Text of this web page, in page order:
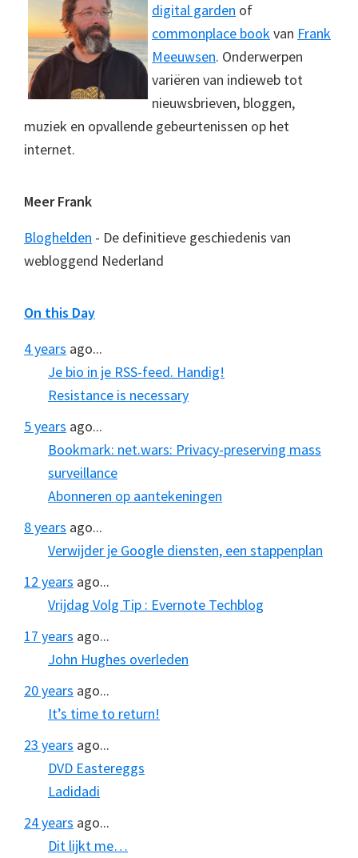
digital garden of
commonplace bookvan Frank
Meeuwsen. Onderwerpen
variëren van indieweb tot
nieuwsbrieven, bloggen,
muziek en opvallende gebeurtenissen op het
internet.
Meer Frank
Bloghelden - De definitieve geschiedenis van
webloggend Nederland
On this Day
4 years ago...
Je bio in je RSS-feed. Handig!
Resistance is necessary
5 years ago...
Bookmark: net.wars: Privacy-preserving mass
surveillance
Abonneren op aantekeningen
8 years ago...
Verwijder je Google diensten, een stappenplan
12 years ago...
Vrijdag Volg Tip : Evernote Techblog
17 years ago...
John Hughes overleden
20 years ago...
It’s time to return!
23 years ago...
DVD Eastereggs
Ladidadi
24 years ago...
Dit lijkt me…